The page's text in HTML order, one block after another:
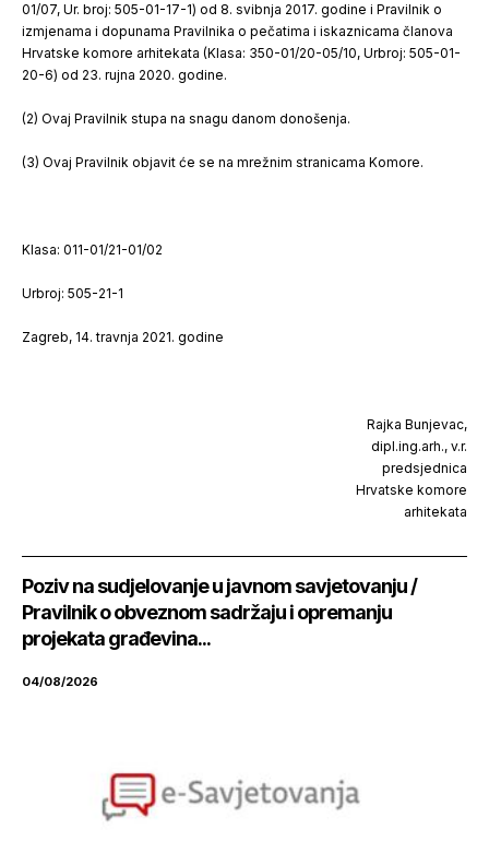
01/07, Ur. broj: 505-01-17-1) od 8. svibnja 2017. godine i Pravilnik o
izmjenama i dopunama Pravilnika o pečatima i iskaznicama članova
Hrvatske komore arhitekata (Klasa: 350-01/20-05/10, Urbroj: 505-01-
20-6) od 23. rujna 2020. godine.
(2) Ovaj Pravilnik stupa na snagu danom donošenja.
(3) Ovaj Pravilnik objavit će se na mrežnim stranicama Komore.
Klasa: 011-01/21-01/02
Urbroj: 505-21-1
Zagreb, 14. travnja 2021. godine
Rajka Bunjevac,
dipl.ing.arh., v.r.
predsjednica
Hrvatske komore
arhitekata
Poziv na sudjelovanje u javnom savjetovanju /
Pravilnik o obveznom sadržaju i opremanju
projekata građevina...
04/08/2026